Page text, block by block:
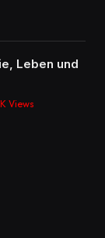
Leben und
Views